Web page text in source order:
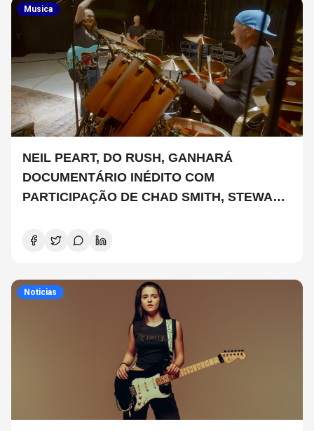
Musica
NEIL PEART, DO RUSH, GANHARÁ
DOCUMENTÁRIO INÉDITO COM
PARTICIPAÇÃO DE CHAD SMITH, STEWART
Noticias